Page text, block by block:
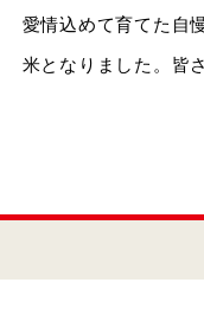
愛情込めて育てた自
米となりました。皆